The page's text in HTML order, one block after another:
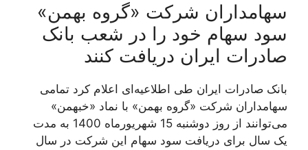
سهامداران شرکت «گروه بهمن»
سود سهام خود را در شعب بانک
صادرات ایران دریافت کنند
بانک صادرات ایران طی اطلاعیه‌ای اعلام کرد تمامی
سهامداران شرکت «گروه بهمن» با نماد «خبهمن»
می‌توانند از روز دوشنبه 15 شهریورماه 1400 به مدت
یک سال برای دریافت سود سهام این شرکت در سال